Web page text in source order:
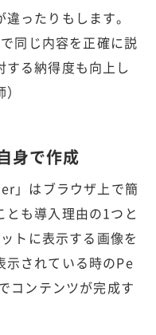
ったりもします。
同じ内容を正確に説
る納得度も向上し
身で作成
はブラウザ上で簡
も導入理由の1つと
トに表示する画像を
示されている時のPe
コンテンツが完成す